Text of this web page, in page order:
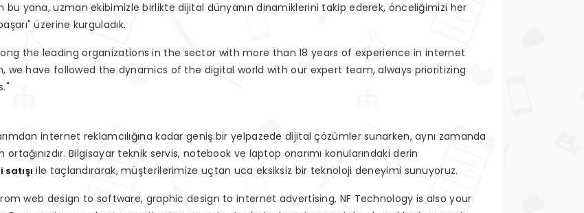
bu yana, uzman ekibimizle birlikte dijital dünyanın dinamiklerini takip ederek, önceliğimizi her
üzerine kurguladık.
the leading organizations in the sector with more than 18 years of experience in internet
we have followed the dynamics of the digital world with our expert team, always prioritizing
internet reklamcılığına kadar geniş bir yelpazede dijital çözümler sunarken, aynı zamanda
Bilgisayar teknik servis, notebook ve laptop onarımı konularındaki derin
ile taçlandırarak, müşterilerimize uçtan uca eksiksiz bir teknoloji deneyimi sunuyoruz.
web design to software, graphic design to internet advertising, NF Technology is also your